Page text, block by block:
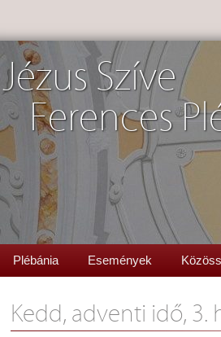
Jézus Szíve
Ferences
Plébánia Események
Kedd, adventi idő, 3.